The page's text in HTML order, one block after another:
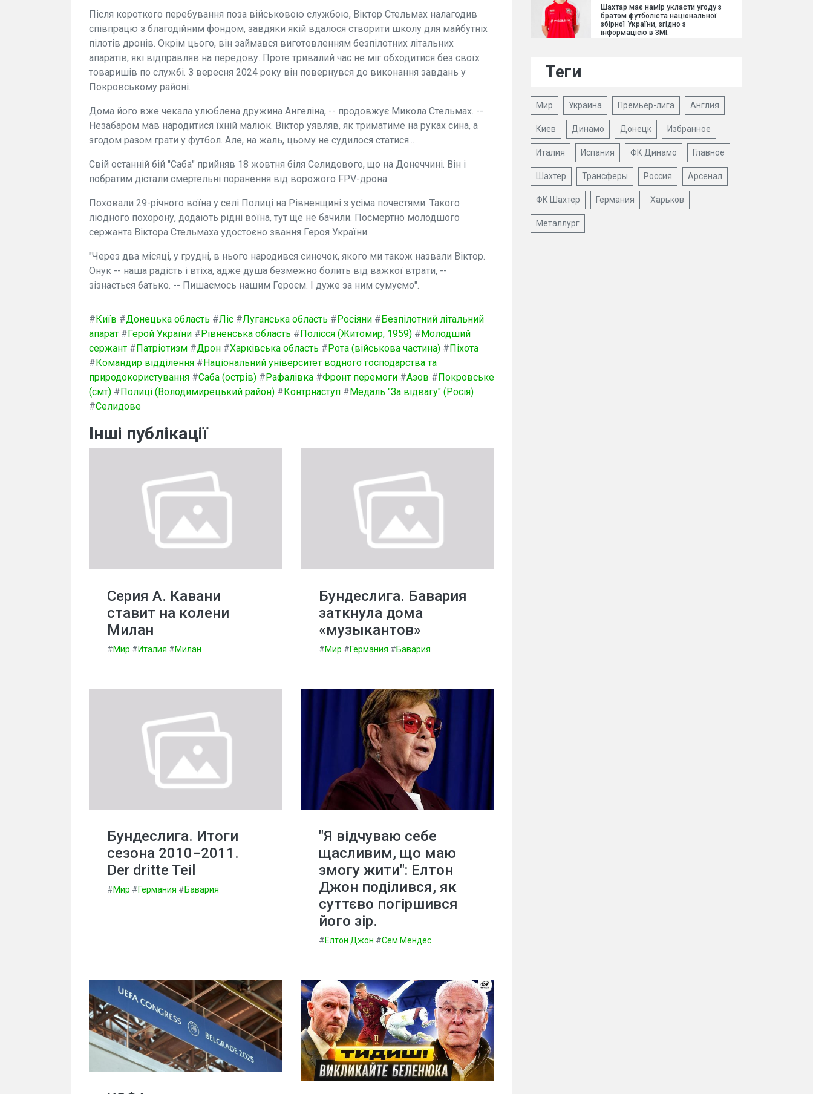
Після короткого перебування поза військовою службою, Віктор Стельмах налагодив
співпрацю з благодійним фондом, завдяки якій вдалося створити школу для майбутніх
пілотів дронів. Окрім цього, він займався виготовленням безпілотних літальних
апаратів, які відправляв на передову. Проте тривалий час не міг обходитися без своїх
товаришів по службі. З вересня 2024 року він повернувся до виконання завдань у
Покровському районі.
Дома його вже чекала улюблена дружина Ангеліна, -- продовжує Микола Стельмах. --
Незабаром мав народитися їхній малюк. Віктор уявляв, як триматиме на руках сина, а
згодом разом грати у футбол. Але, на жаль, цьому не судилося статися...
Свій останній бій "Саба" прийняв 18 жовтня біля Селидового, що на Донеччині. Він і
побратим дістали смертельні поранення від ворожого FPV-дрона.
Поховали 29-річного воїна у селі Полиці на Рівненщині з усіма почестями. Такого
людного похорону, додають рідні воїна, тут ще не бачили. Посмертно молодшого
сержанта Віктора Стельмаха удостоєно звання Героя України.
"Через два місяці, у грудні, в нього народився синочок, якого ми також назвали Віктор.
Онук -- наша радість і втіха, адже душа безмежно болить від важкої втрати, --
зізнається батько. -- Пишаємось нашим Героєм. І дуже за ним сумуємо".
#Київ #Донецька область #Ліс #Луганська область #Росіяни #Безпілотний літальний
апарат #Герой України #Рівненська область #Полісся (Житомир, 1959) #Молодший
сержант #Патріотизм #Дрон #Харківська область #Рота (військова частина) #Піхота
#Командир відділення #Національний університет водного господарства та
природокористування #Саба (острів) #Рафалівка #Фронт перемоги #Азов #Покровське
(смт) #Полиці (Володимирецький район) #Контрнаступ #Медаль "За відвагу" (Росія)
#Селидове
Інші публікації
Серия А. Кавани
ставит на колени
Милан
#Мир #Италия #Милан
Бундеслига. Бавария
заткнула дома
«музыкантов»
#Мир #Германия #Бавария
Бундеслига. Итоги
сезона 2010−2011.
Der dritte Teil
#Мир #Германия #Бавария
"Я відчуваю себе
щасливим, що маю
змогу жити": Елтон
Джон поділився, як
суттєво погіршився
його зір.
#Елтон Джон #Сем Мендес
Шахтар має намір укласти угоду з
братом футболіста національної
збірної України, згідно з
інформацією в ЗМІ.
Теги
Мир Украина Премьер-лига Англия
Киев Динамо Донецк Избранное
Италия Испания ФК Динамо Главное
Шахтер Трансферы Россия Арсенал
ФК Шахтер Германия Харьков
Металлург